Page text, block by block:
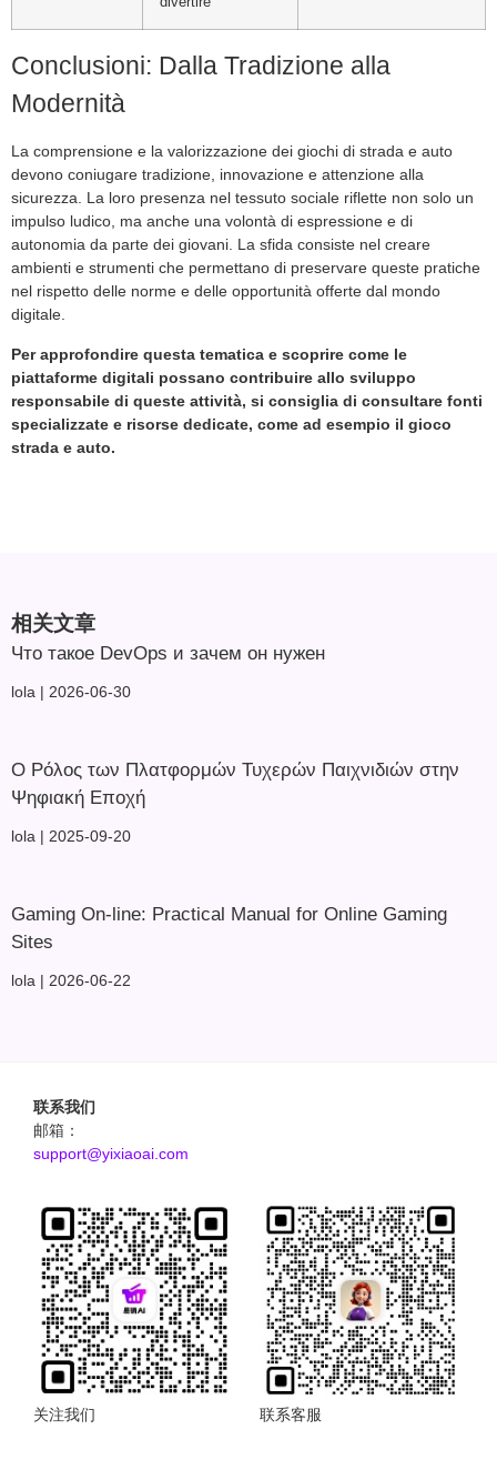
Conclusioni: Dalla Tradizione alla
Modernità
La comprensione e la valorizzazione dei giochi di strada e auto
devono coniugare tradizione, innovazione e attenzione alla
sicurezza. La loro presenza nel tessuto sociale riflette non solo un
impulso ludico, ma anche una volontà di espressione e di
autonomia da parte dei giovani. La sfida consiste nel creare
ambienti e strumenti che permettano di preservare queste pratiche
nel rispetto delle norme e delle opportunità offerte dal mondo
digitale.
Per approfondire questa tematica e scoprire come le
piattaforme digitali possano contribuire allo sviluppo
responsabile di queste attività, si consiglia di consultare fonti
specializzate e risorse dedicate, come ad esempio il gioco
strada e auto.
相关文章
Что такое DevOps и зачем он нужен
lola 2026-06-30
Ο Ρόλος των Πλατφορμών Τυχερών Παιχνιδιών στην
Ψηφιακή Εποχή
lola 2025-09-20
Gaming On-line: Practical Manual for Online Gaming
Sites
lola 2026-06-22
联系我们
邮箱：
support@yixiaoai.com
关注我们 联系客服